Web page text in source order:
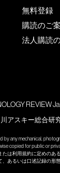
無料登録
購読のご
法人購読
REVIEW
アスキー総合研
by any mechanical,
copied for public or
たは利用規約に定めの
あるいは口述記録の形